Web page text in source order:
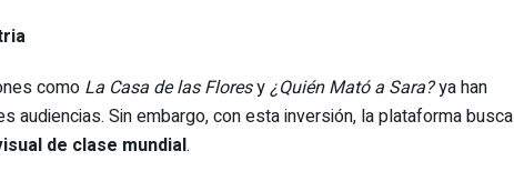
como La Casa de las Floresy¿Quién Mató a Sara?ya han
audiencias. Sin embargo, con esta inversión, la plataforma busca
de clase mundial.